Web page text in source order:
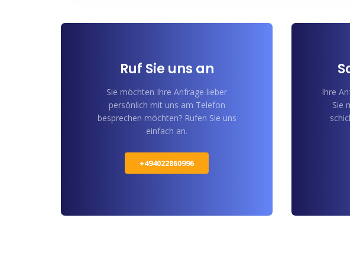
Ruf Sie uns an
Sie möchten Ihre Anfrage lieber
persönlich mit uns am Telefon
besprechen möchten? Rufen Sie uns
einfach an.
+494022860996
Ihre
Sie